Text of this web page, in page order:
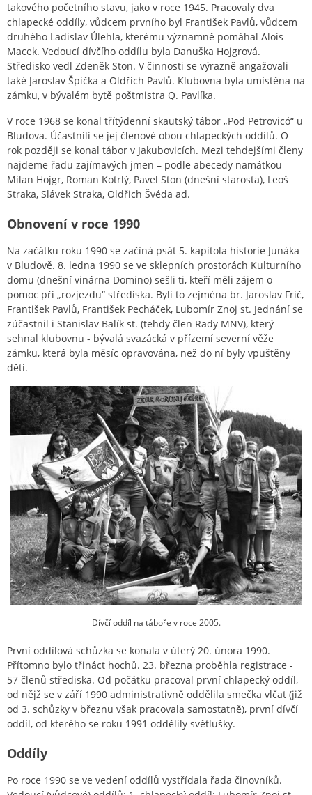
takového početního stavu, jako v roce 1945. Pracovaly dva
chlapecké oddíly, vůdcem prvního byl František Pavlů, vůdcem
druhého Ladislav Úlehla, kterému významně pomáhal Alois
Macek. Vedoucí dívčího oddílu byla Danuška Hojgrová.
Středisko vedl Zdeněk Ston. V činnosti se výrazně angažovali
také Jaroslav Špička a Oldřich Pavlů. Klubovna byla umístěna na
zámku, v bývalém bytě poštmistra Q. Pavlíka.
V roce 1968 se konal třítýdenní skautský tábor „Pod Petrovicó“ u
Bludova. Účastnili se jej členové obou chlapeckých oddílů. O
rok později se konal tábor v Jakubovicích. Mezi tehdejšími členy
najdeme řadu zajímavých jmen – podle abecedy namátkou
Milan Hojgr, Roman Kotrlý, Pavel Ston (dnešní starosta), Leoš
Straka, Slávek Straka, Oldřich Švéda ad.
Obnovení v roce 1990
Na začátku roku 1990 se začíná psát 5. kapitola historie Junáka
v Bludově. 8. ledna 1990 se ve sklepních prostorách Kulturního
domu (dnešní vinárna Domino) sešli ti, kteří měli zájem o
pomoc při „rozjezdu“ střediska. Byli to zejména br. Jaroslav Frič,
František Pavlů, František Pecháček, Lubomír Znoj st. Jednání se
zúčastnil i Stanislav Balík st. (tehdy člen Rady MNV), který
sehnal klubovnu - bývalá svazácká v přízemí severní věže
zámku, která byla měsíc opravována, než do ní byly vpuštěny
děti.
Dívčí oddíl na táboře v roce 2005.
První oddílová schůzka se konala v úterý 20. února 1990.
Přítomno bylo třináct hochů. 23. března proběhla registrace -
57 členů střediska. Od počátku pracoval první chlapecký oddíl,
od nějž se v září 1990 administrativně oddělila smečka vlčat (již
od 3. schůzky v březnu však pracovala samostatně), první dívčí
oddíl, od kterého se roku 1991 oddělily světlušky.
Oddíly
Po roce 1990 se ve vedení oddílů vystřídala řada činovníků.